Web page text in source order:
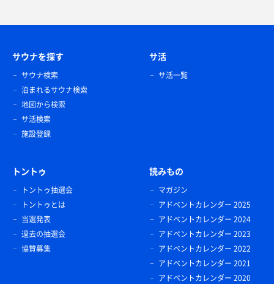
サウナを探す
サウナ検索
泊まれるサウナ検索
地図から検索
サ活検索
施設登録
サ活
サ活一覧
トントゥ
トントゥ抽選会
トントゥとは
当選発表
過去の抽選会
協賛募集
読みもの
マガジン
アドベントカレンダー 2025
アドベントカレンダー 2024
アドベントカレンダー 2023
アドベントカレンダー 2022
アドベントカレンダー 2021
アドベントカレンダー 2020